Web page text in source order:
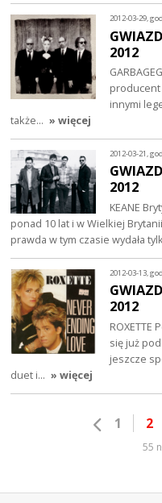
2012-03-29,
2012
producent
innymi
także… » więcej
2012-03-21,
2012
KEANE
ponad 10 lat i w Wielkiej
prawda w tym czasie wydała
2012-03-13,
2012
się już
jeszcze
duet i… » więcej
1 2
55